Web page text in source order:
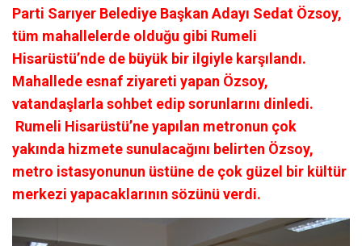
Parti Sarıyer Belediye Başkan Adayı Sedat Özsoy,
tüm mahallelerde olduğu gibi Rumeli
Hisarüstü’nde de büyük bir ilgiyle karşılandı.
Mahallede esnaf ziyareti yapan Özsoy,
vatandaşlarla sohbet edip sorunlarını dinledi.
Rumeli Hisarüstü’ne yapılan metronun çok
yakında hizmete sunulacağını belirten Özsoy,
metro istasyonunun üstüne de çok güzel bir kültür
merkezi yapacaklarının sözünü verdi.